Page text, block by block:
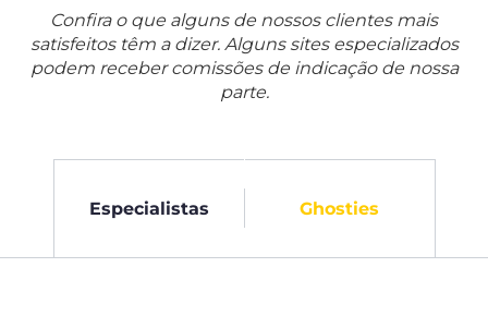
Confira o que alguns de nossos clientes mais
satisfeitos têm a dizer. Alguns sites especializados
podem receber comissões de indicação de nossa
parte.
Especialistas Ghosties